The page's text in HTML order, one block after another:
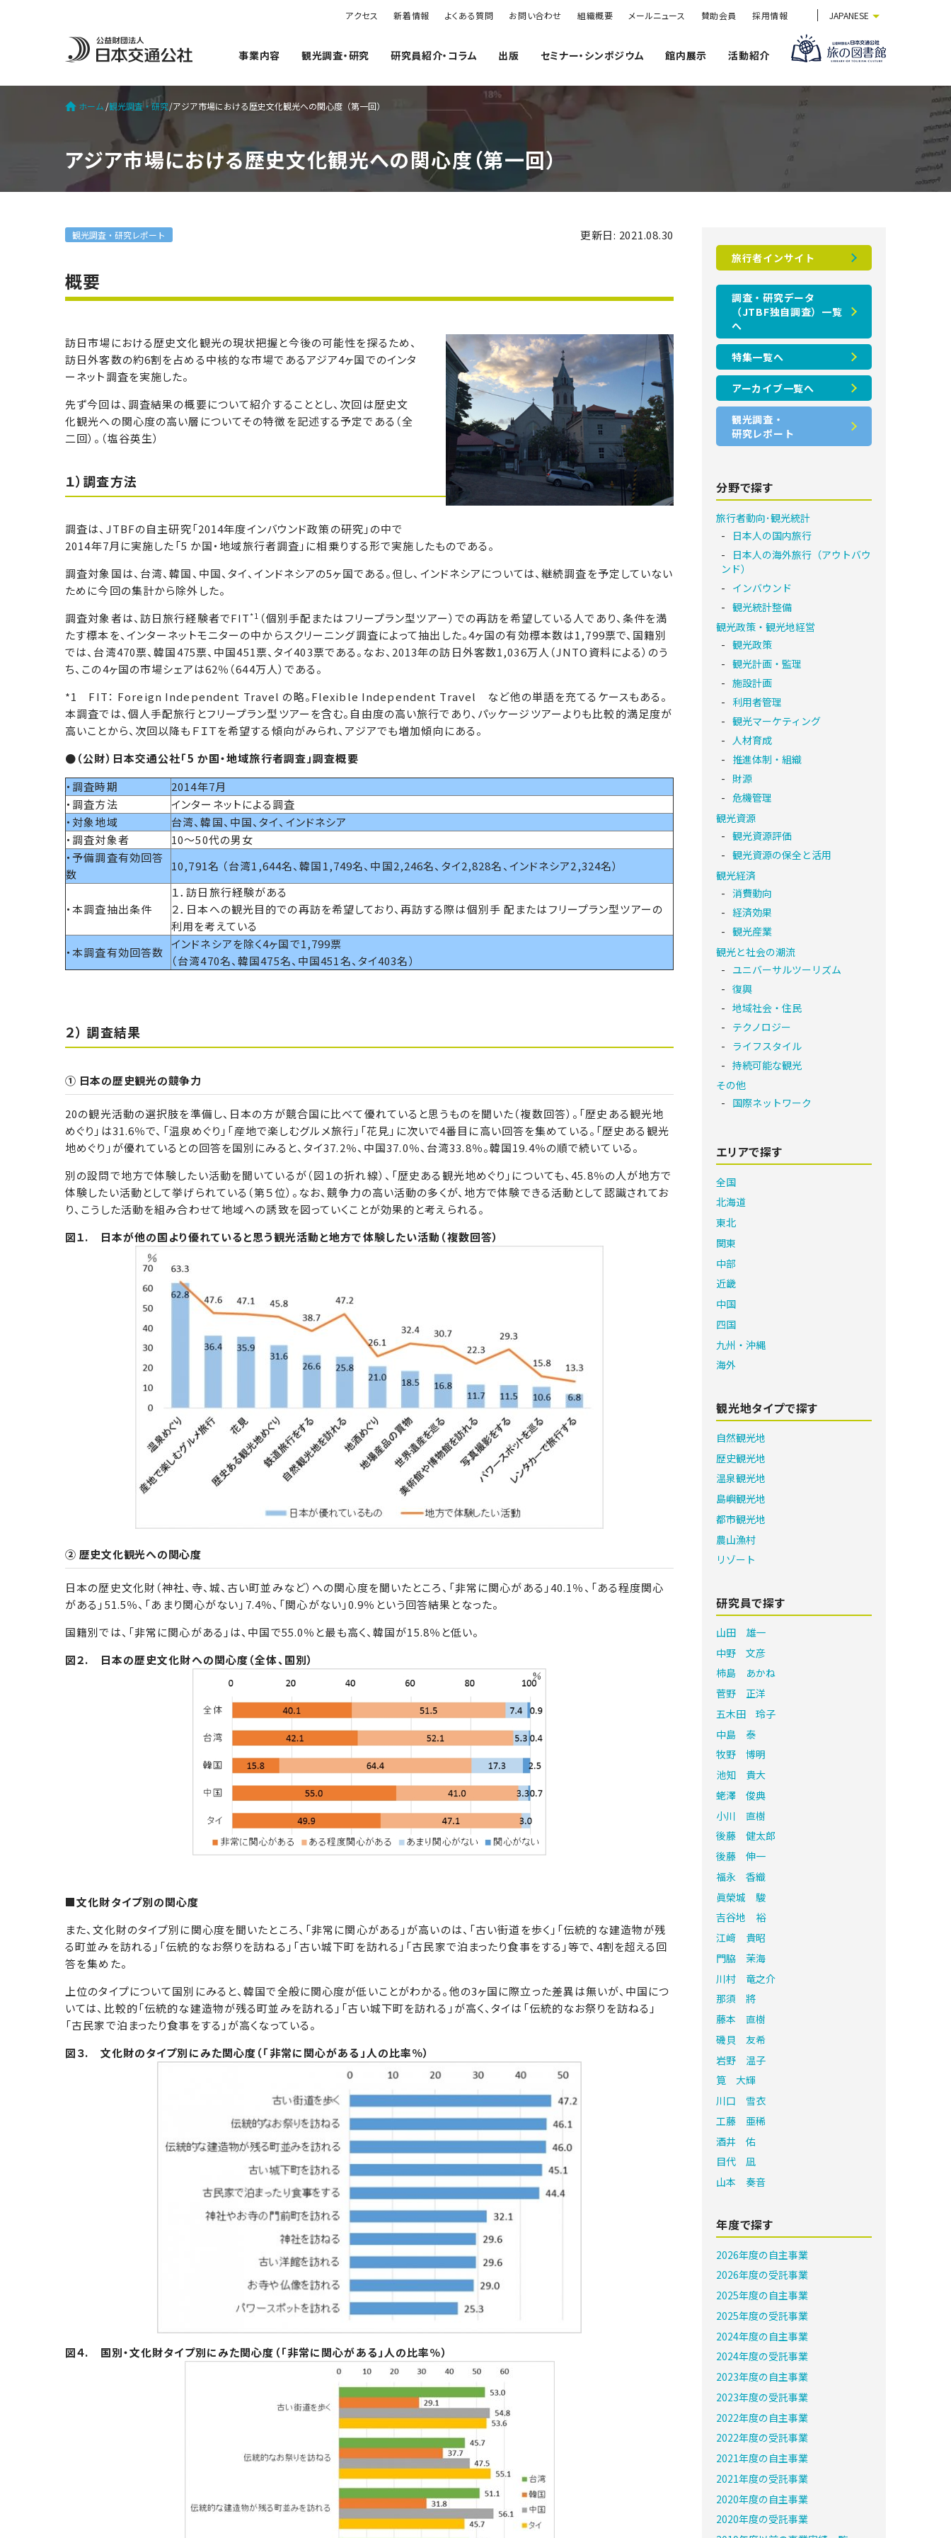
アクセス 新着情報 よくある質問 お問い合わせ 組織概要 メールニュース 賛助会員 採用情報 JAPANESE
事業内容 観光調査・研究 研究員紹介・コラム 出版 セミナー・シンポジウム 館内展示 活動紹介
ホーム 観光調査・研究 アジア市場における歴史文化観光への関心度（第一回）
アジア市場における歴史文化観光への関心度（第一回）
観光調査・研究レポート 更新日: 2021.08.30
概要
訪日市場における歴史文化観光の現状把握と今後の可能性を探るため、
訪日外客数の約6割を占める中核的な市場であるアジア4ヶ国でのインタ
ーネット調査を実施した。
先ず今回は、調査結果の概要について紹介することとし、次回は歴史文
化観光への関心度の高い層についてその特徴を記述する予定である（全
二回）。（塩谷英生）
１）調査方法
調査は、JTBFの自主研究「2014年度インバウンド政策の研究」の中で
2014年7月に実施した「5 か国・地域旅行者調査」に相乗りする形で実施したものである。
調査対象国は、台湾、韓国、中国、タイ、インドネシアの5ヶ国である。但し、インドネシアについては、継続調査を予定していない
ために今回の集計から除外した。
調査対象者は、訪日旅行経験者でFIT*1 （個別手配またはフリープラン型ツアー）での再訪を希望している人であり、条件を満
たす標本を、インターネットモニターの中からスクリーニング調査によって抽出した。4ヶ国の有効標本数は1,799票で、国籍別
では、台湾470票、韓国475票、中国451票、タイ403票である。なお、2013年の訪日外客数1,036万人（JNTO資料による）のう
ち、この4ヶ国の市場シェアは62％（644万人）である。
*1 FIT： Foreign Independent Travel の略。Flexible Independent Travel など他の単語を充てるケースもある。
本調査では、個人手配旅行とフリープラン型ツアーを含む。自由度の高い旅行であり、パッケージツアーよりも比較的満足度が
高いことから、次回以降もＦＩＴを希望する傾向がみられ、アジアでも増加傾向にある。
●（公財）日本交通公社「5 か国・地域旅行者調査」調査概要
・調査時期
2014年7月
・調査方法
インターネットによる調査
・対象地域
台湾、韓国、中国、タイ、インドネシア
・調査対象者
10～50代の男女
・予備調査有効回答
数
10,791名 （台湾1,644名、韓国1,749名、中国2,246名、タイ2,828名、インドネシア2,324名）
・本調査抽出条件
１．訪日旅行経験がある
２．日本への観光目的での再訪を希望しており、再訪する際は個別手 配またはフリープラン型ツアーの
利用を考えている
・本調査有効回答数
インドネシアを除く4ヶ国で1,799票
（台湾470名、韓国475名、中国451名、タイ403名）
２） 調査結果
① 日本の歴史観光の競争力
20の観光活動の選択肢を準備し、日本の方が競合国に比べて優れていると思うものを聞いた（複数回答）。「歴史ある観光地
めぐり」は31.6％で、「温泉めぐり」「産地で楽しむグルメ旅行」「花見」に次いで4番目に高い回答を集めている。「歴史ある観光
地めぐり」が優れているとの回答を国別にみると、タイ37.2％、中国37.0％、台湾33.8％。韓国19.4％の順で続いている。
別の設問で地方で体験したい活動を聞いているが（図１の折れ線）、「歴史ある観光地めぐり」についても、45.8％の人が地方で
体験したい活動として挙げられている（第５位）。なお、競争力の高い活動の多くが、地方で体験できる活動として認識されてお
り、こうした活動を組み合わせて地域への誘致を図っていくことが効果的と考えられる。
図１. 日本が他の国より優れていると思う観光活動と地方で体験したい活動（複数回答）
② 歴史文化観光への関心度
日本の歴史文化財（神社、寺、城、古い町並みなど）への関心度を聞いたところ、「非常に関心がある」40.1％、「ある程度関心
がある」51.5％、「あまり関心がない」7.4％、「関心がない」0.9％という回答結果となった。
国籍別では、「非常に関心がある」は、中国で55.0％と最も高く、韓国が15.8％と低い。
図２. 日本の歴史文化財への関心度（全体、国別）
■文化財タイプ別の関心度
また、文化財のタイプ別に関心度を聞いたところ、「非常に関心がある」が高いのは、「古い街道を歩く」「伝統的な建造物が残
る町並みを訪れる」「伝統的なお祭りを訪ねる」「古い城下町を訪れる」「古民家で泊まったり食事をする」等で、4割を超える回
答を集めた。
上位のタイプについて国別にみると、韓国で全般に関心度が低いことがわかる。他の3ヶ国に際立った差異は無いが、中国につ
いては、比較的「伝統的な建造物が残る町並みを訪れる」「古い城下町を訪れる」が高く、タイは「伝統的なお祭りを訪ねる」
「古民家で泊まったり食事をする」が高くなっている。
図３. 文化財のタイプ別にみた関心度（「非常に関心がある」人の比率％）
図４. 国別・文化財タイプ別にみた関心度（「非常に関心がある」人の比率％）
旅行者インサイト
調査・研究データ
（JTBF独自調査）一覧
へ
特集一覧へ
アーカイブ一覧へ
観光調査・
研究レポート
分野で探す
旅行者動向･観光統計
日本人の国内旅行
日本人の海外旅行（アウトバウ
ンド）
インバウンド
観光統計整備
観光政策・観光地経営
観光政策
観光計画・監理
施設計画
利用者管理
観光マーケティング
人材育成
推進体制・組織
財源
危機管理
観光資源
観光資源評価
観光資源の保全と活用
観光経済
消費動向
経済効果
観光産業
観光と社会の潮流
ユニバーサルツーリズム
復興
地域社会・住民
テクノロジー
ライフスタイル
持続可能な観光
その他
国際ネットワーク
エリアで探す
全国
北海道
東北
関東
中部
近畿
中国
四国
九州・沖縄
海外
観光地タイプで探す
自然観光地
歴史観光地
温泉観光地
島嶼観光地
都市観光地
農山漁村
リゾート
研究員で探す
山田 雄一
中野 文彦
柿島 あかね
菅野 正洋
五木田 玲子
中島 泰
牧野 博明
池知 貴大
蛯澤 俊典
小川 直樹
後藤 健太郎
後藤 伸一
福永 香織
眞榮城 駿
吉谷地 裕
江﨑 貴昭
門脇 茉海
川村 竜之介
那須 將
藤本 直樹
磯貝 友希
岩野 温子
筧 大輝
川口 雪衣
工藤 亜稀
酒井 佑
目代 凪
山本 奏音
年度で探す
2026年度の自主事業
2026年度の受託事業
2025年度の自主事業
2025年度の受託事業
2024年度の自主事業
2024年度の受託事業
2023年度の自主事業
2023年度の受託事業
2022年度の自主事業
2022年度の受託事業
2021年度の自主事業
2021年度の受託事業
2020年度の自主事業
2020年度の受託事業